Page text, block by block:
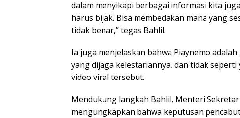
dalam menyikapi berbagai informasi kita
harus bijak. Bisa membedakan mana yang
tidak benar,” tegas Bahlil.
Ia juga menjelaskan bahwa Piaynemo
yang dijaga kelestariannya, dan tidak seperti
video viral tersebut.
Mendukung langkah Bahlil, Menteri
mengungkapkan bahwa keputusan